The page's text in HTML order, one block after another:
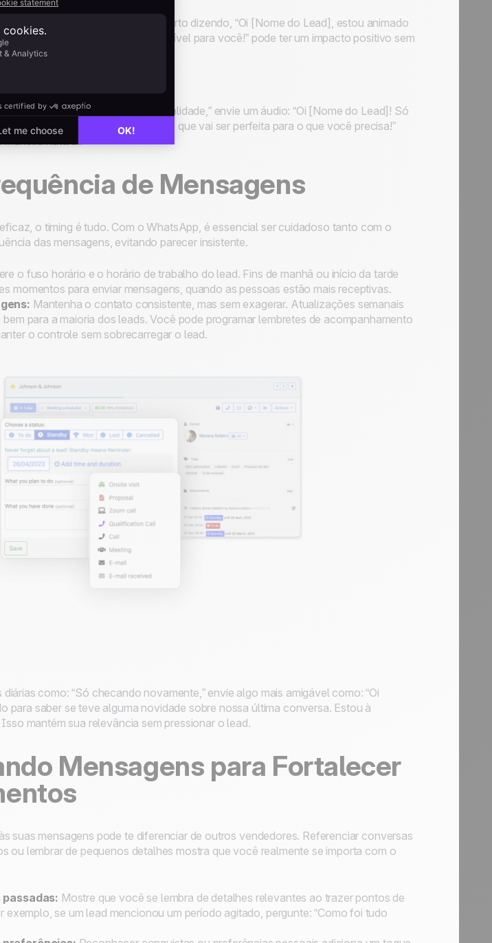
o texto.
o tempo do lead. Um áudio curto dizendo, “Oi [Nome do Lead], estou animado
que acho que vai ser incrível para você!” pode ter um impacto positivo sem
“Queria destacar essa funcionalidade,” envie um áudio: “Oi [Nome do Lead]! Só
uma funcionalidade que acho que vai ser perfeita para o que você precisa!”
maneira natural.
de Mensagens
o timing é tudo. Com o WhatsApp, é essencial ser cuidadoso tanto com o
das mensagens, evitando parecer insistente.
o fuso horário e o horário de trabalho do lead. Fins de manhã ou início da tarde
momentos para enviar mensagens, quando as pessoas estão mais receptivas.
Mantenha o contato consistente, mas sem exagerar. Atualizações semanais
para a maioria dos leads. Você pode programar lembretes de acompanhamento
o controle sem sobrecarregar o lead.
como: “Só checando novamente,” envie algo mais amigável como: “Oi
para saber se teve alguma novidade sobre nossa última conversa. Estou à
mantém sua relevância sem pressionar o lead.
Mensagens para Fortalecer
suas mensagens pode te diferenciar de outros vendedores. Referenciar conversas
ou lembrar de pequenos detalhes mostra que você realmente se importa com o
Mostre que você se lembra de detalhes relevantes ao trazer pontos de
exemplo, se um lead mencionou um período agitado, pergunte: “Como foi tudo